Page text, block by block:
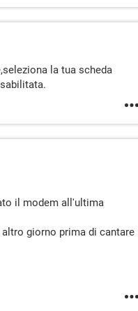
la tua scheda
il modem all'ultima
giorno prima di cantare